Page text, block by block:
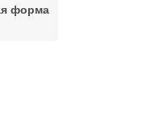
форма